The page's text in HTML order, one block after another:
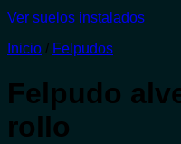
Ver suelos instalados
Inicio / Felpudos
Felpudo
rollo